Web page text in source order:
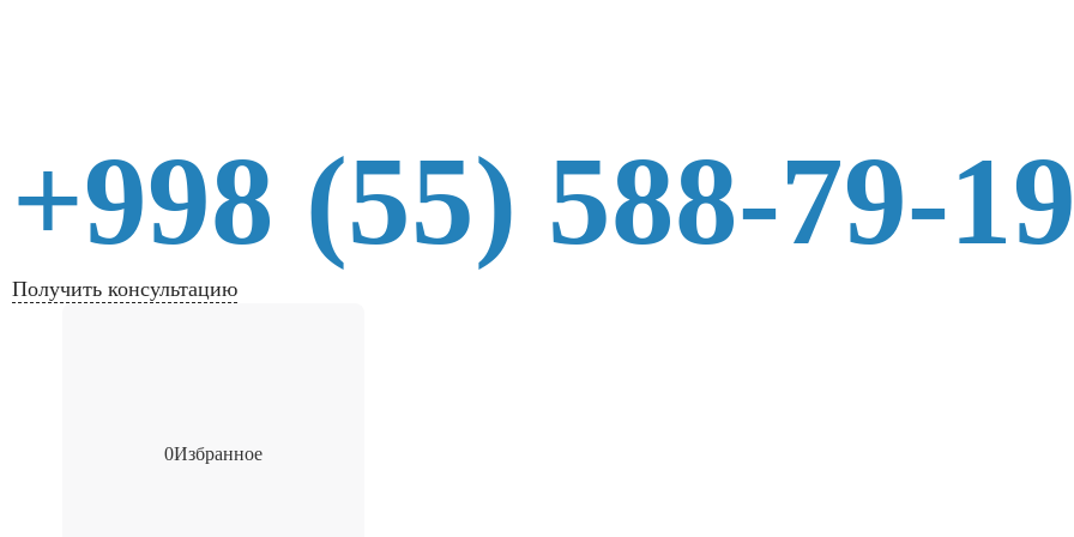
+998 (55) 588-79-
Получить консультацию
0Избранное